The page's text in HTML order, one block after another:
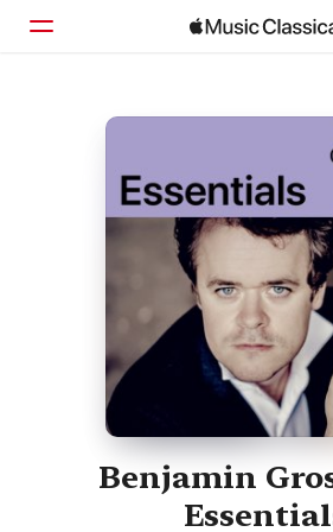
Startseite
Suchen
Benjamin